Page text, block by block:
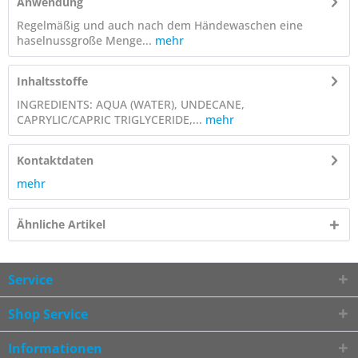
Regelmäßig und auch nach dem Händewaschen eine
haselnussgroße Menge... mehr
Inhaltsstoffe
INGREDIENTS: AQUA (WATER), UNDECANE,
CAPRYLIC/CAPRIC TRIGLYCERIDE,... mehr
Kontaktdaten
mehr
Ähnliche Artikel
Service
Shop Service
Informationen